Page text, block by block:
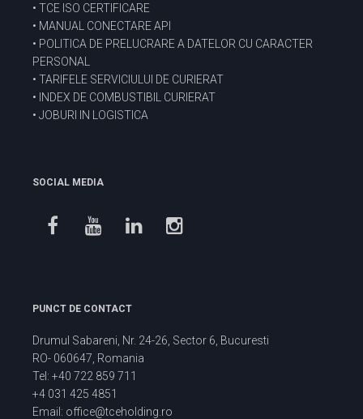
• TCE ISO CERTIFICARE
• MANUAL CONECTARE API
• POLITICA DE PRELUCRARE A DATELOR CU CARACTER
PERSONAL
• TARIFELE SERVICIULUI DE CURIERAT
• INDEX DE COMBUSTIBIL CURIERAT
• JOBURI IN LOGISTICA
SOCIAL MEDIA
PUNCT DE CONTACT
Drumul Sabareni, Nr. 24-26, Sector 6, Bucuresti
RO- 060647, Romania
Tel: +40 722 859 711
+4 031 425 4851
Email: office@tceholding.ro